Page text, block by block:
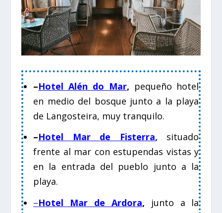
–Hotel Alén do Mar, pequeño hotel
en medio del bosque junto a la playa
de Langosteira, muy tranquilo.
–Hotel Mar de Fisterra, situado
frente al mar con estupendas vistas y
en la entrada del pueblo junto a la
playa.
–Hotel Mar de Ardora, junto a la